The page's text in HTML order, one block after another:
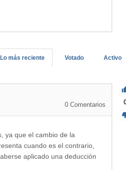
Activo
Votado
Lo más reciente
0 Comentarios
ya que el cambio de la
cuando es el contrario,
aplicado una deducción